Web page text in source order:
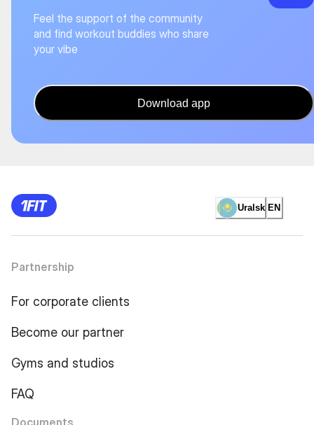
Feel the support of the community
and find workout buddies who share
your vibe
Download app
Uralsk EN
Partnership
For corporate clients
Become our partner
Gyms and studios
FAQ
Documents